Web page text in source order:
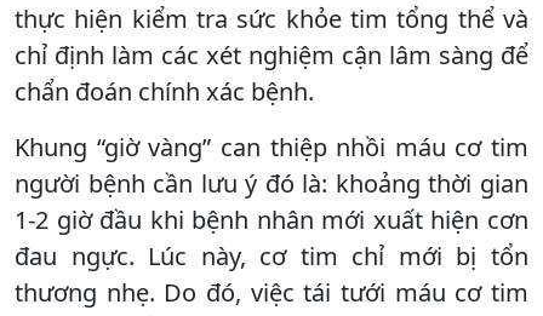
thực hiện kiểm tra sức khỏe tim tổng thể và
chỉ định làm các xét nghiệm cận lâm sàng để
chẩn đoán chính xác bệnh.
Khung “giờ vàng” can thiệp nhồi máu cơ tim
người bệnh cần lưu ý đó là: khoảng thời gian
1-2 giờ đầu khi bệnh nhân mới xuất hiện cơn
đau ngực. Lúc này, cơ tim chỉ mới bị tổn
thương nhẹ. Do đó, việc tái tưới máu cơ tim